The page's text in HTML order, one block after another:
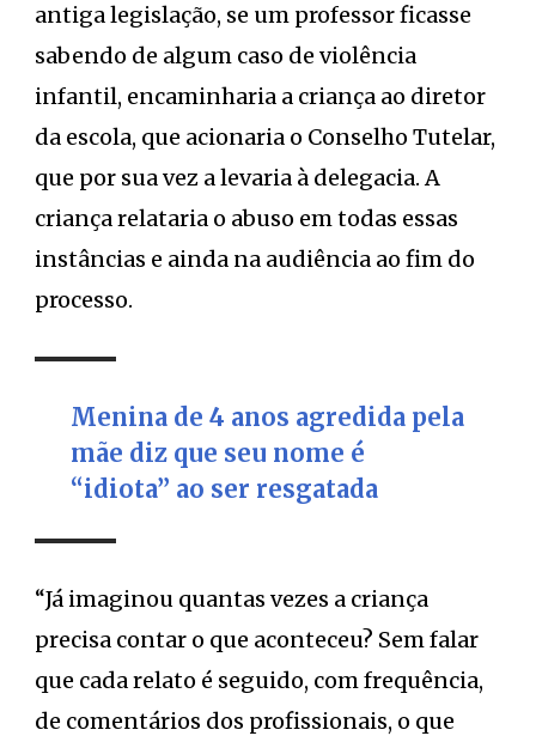
antiga legislação, se um professor ficasse
sabendo de algum caso de violência
infantil, encaminharia a criança ao diretor
da escola, que acionaria o Conselho Tutelar,
que por sua vez a levaria à delegacia. A
criança relataria o abuso em todas essas
instâncias e ainda na audiência ao fim do
processo.
Menina de 4 anos agredida pela
mãe diz que seu nome é
“idiota” ao ser resgatada
“Já imaginou quantas vezes a criança
precisa contar o que aconteceu? Sem falar
que cada relato é seguido, com frequência,
de comentários dos profissionais, o que